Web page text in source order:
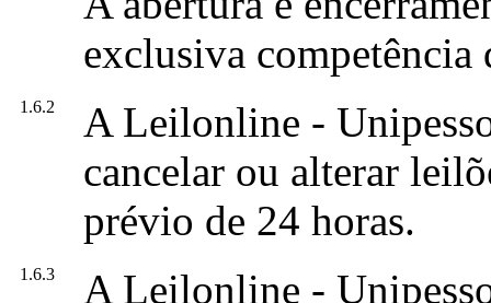
exclusiva
1.6.2
A Leilonline -
cancelar ou alterar
prévio de 24 horas.
1.6.3 A Leilonline -